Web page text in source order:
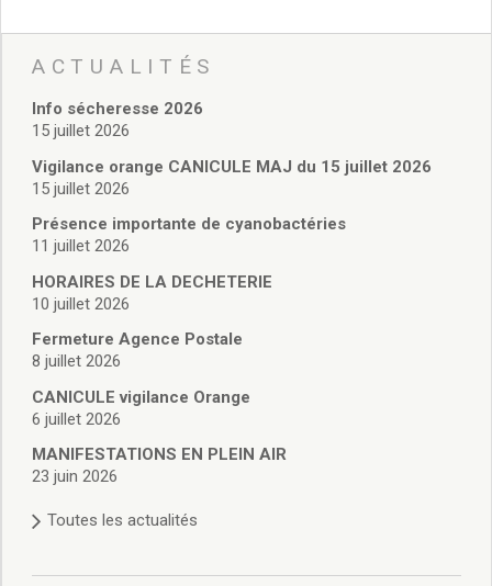
Cimetière/réglementation funéraire
Services en ligne
Inscriptions sur les listes électorales
Plan Local d’Urbanisme intercommunal
Actes d’état civil
Budgets
Budget de Fonctionnement
Budget d’Investissement
Conseils municipaux
Règlement du conseil municipal
Déliberations 2026
Délibérations 2024
Délibérations 2022
Délibérations 2021
Délibérations 2020
ACTUALITÉS
Info sécheresse 2026
15 juillet 2026
Vigilance orange CANICULE MAJ du 15 juillet 2026
15 juillet 2026
Présence importante de cyanobactéries
11 juillet 2026
HORAIRES DE LA DECHETERIE
10 juillet 2026
Fermeture Agence Postale
8 juillet 2026
CANICULE vigilance Orange
6 juillet 2026
MANIFESTATIONS EN PLEIN AIR
23 juin 2026
Toutes les actualités